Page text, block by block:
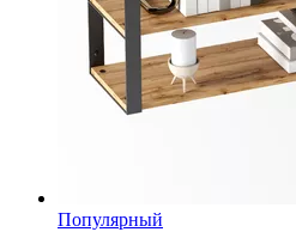
Популярный